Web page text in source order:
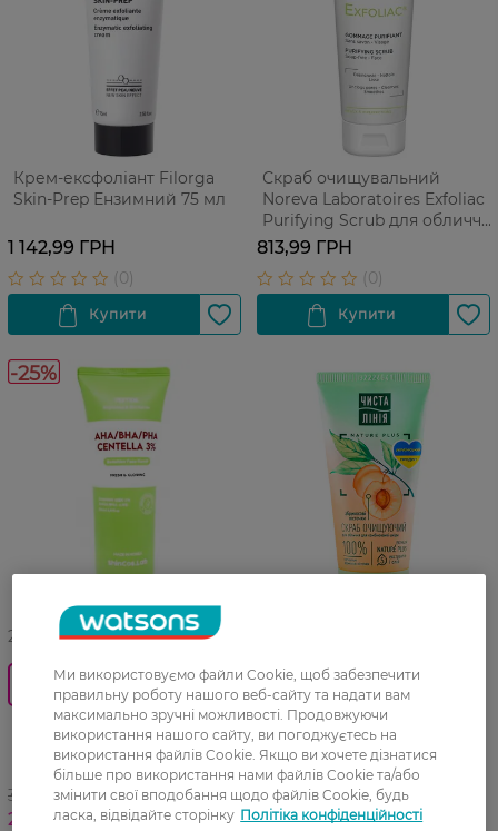
Крем-ексфоліант Filorga
Skin-Prep Ензимний 75 мл
1 142,99 ГРН
Скраб очищувальний
Noreva Laboratoires Exfoliac
Purifying Scrub для обличчя
50 мл
813,99 ГРН
-25%
27 07 - 23 08
0_Спец.ціна
Скраб для чутливої шкіри
обличчя ShinCos.Lab
AHA/BHA/PHA Centella 3%
Sensitive 120 мл
359,99 ГРН
269,99 ГРН
Скраб для обличчя для
комбінованої шкіри Чиста
лінія Очищуючий 50 мл
Ми використовуємо файли Cookie, щоб забезпечити
правильну роботу нашого веб-сайту та надати вам
максимально зручні можливості. Продовжуючи
використання нашого сайту, ви погоджуєтесь на
використання файлів Cookie. Якщо ви хочете дізнатися
більше про використання нами файлів Cookie та/або
змінити свої вподобання щодо файлів Cookie, будь
ласка, відвідайте сторінку Політіка конфіденційності